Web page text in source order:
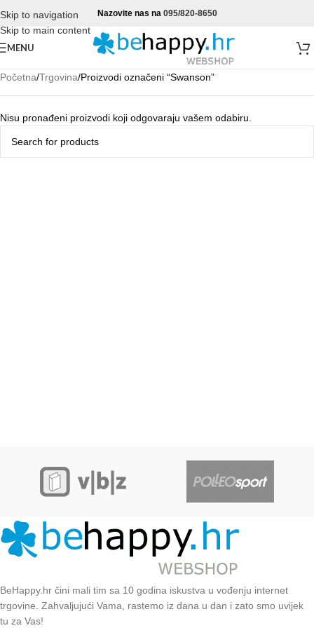
Skip to navigation
Skip to main content
Nazovite nas na 095/820-8650
MENU
Početna Trgovina Proizvodi označeni “Swanson”
Nisu pronađeni proizvodi koji odgovaraju vašem odabiru.
BeHappy.hr čini mali tim sa 10 godina iskustva u vođenju internet
trgovine. Zahvaljujući Vama, rastemo iz dana u dan i zato smo uvijek
tu za Vas!